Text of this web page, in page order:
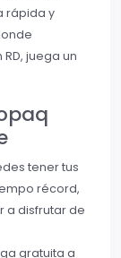
rápida y
juega un
tener tus
récord,
a disfrutar de
gratuita a